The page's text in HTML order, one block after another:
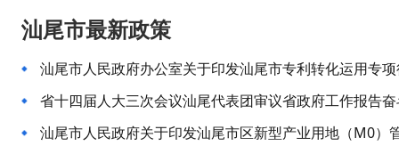
汕尾市最新政策
汕尾市人民政府办公室关于印发汕尾市专利转化运用专
汕尾市人民政府关于印发汕尾市区新型产业用地（M0）